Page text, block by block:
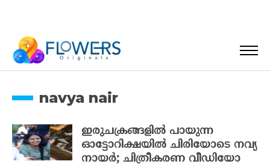
navya nair
ഇരുചക്രങ്ങളില്‍ പായുന്ന
ഓട്ടോറിക്ഷയില്‍ ചിരിയോടെ നവ്യ
നായര്‍; ചിത്രീകരണ വീഡിയോ